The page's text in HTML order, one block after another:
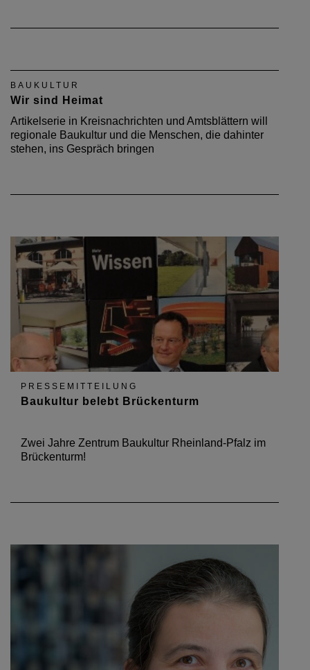
BAUKULTUR
Wir sind Heimat
Artikelserie in Kreisnachrichten und Amtsblättern will
regionale Baukultur und die Menschen, die dahinter
stehen, ins Gespräch bringen
PRESSEMITTEILUNG
Baukultur belebt Brückenturm
Zwei Jahre Zentrum Baukultur Rheinland-Pfalz im
Brückenturm!